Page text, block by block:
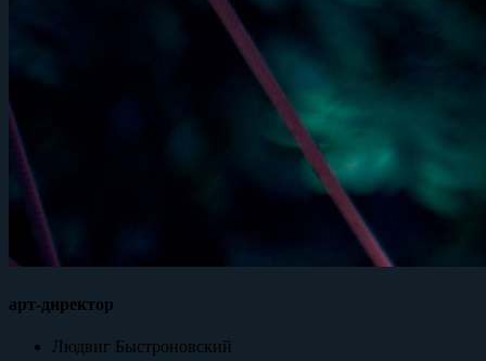
арт-директор
Людвиг Быстроновский